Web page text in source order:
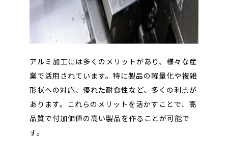
アルミ加工には多くのメリットがあり、様々な産
業で活用されています。特に製品の軽量化や複雑
形状への対応、優れた耐食性など、多くの利点が
あります。これらのメリットを活かすことで、 高
品質で付加価値の高い製品を作ることが可能で
す。